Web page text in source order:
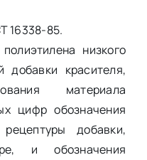
16338-85.
низкого
красителя,
материала
цифр обозначения
добавки,
и обозначения